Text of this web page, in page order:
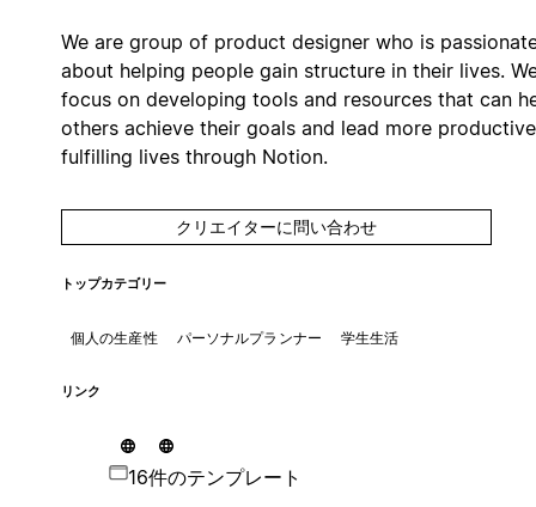
We are group of product designer who is
about helping people gain structure in their lives.
focus on developing tools and resources that can
others achieve their goals and lead more
fulfilling lives through Notion.
クリエイターに問い合わせ
トップカテゴリー
個人の生産性 パーソナルプランナー 学生生活
リンク
16件のテンプレート